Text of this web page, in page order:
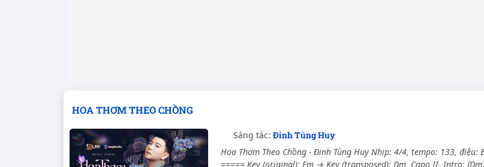
HOA THƠM THEO CHỒNG
Sáng tác: Đinh Tùng Huy
Hoa Thơm Theo Chồng - Đinh Tùng Huy Nhịp: 4/4, tempo: 133, điệu:
===== Key (original): Em → Key (transposed): Dm, Capo II. Intro: